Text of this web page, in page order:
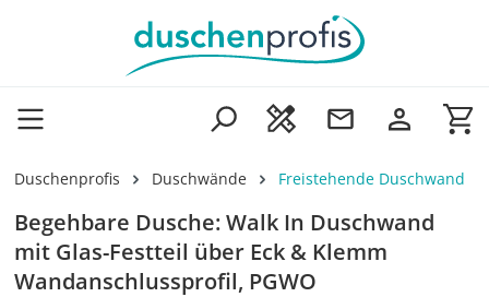
Zum Hauptinhalt springen
Duschenprofis Duschwände Freistehende Duschwand
Begehbare Dusche: Walk In Duschwand
mit Glas-Festteil über Eck & Klemm
Wandanschlussprofil, PGWO